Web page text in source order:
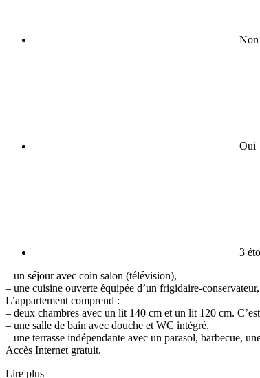
Non
Oui
3
– un séjour avec coin salon (télévision),
– une cuisine ouverte équipée d’un frigidaire-
L’appartement comprend :
– deux chambres avec un lit 140 cm et un lit 120 cm.
– une salle de bain avec douche et WC intégré,
– une terrasse indépendante avec un parasol, barbecue,
Accès Internet gratuit.
Lire plus